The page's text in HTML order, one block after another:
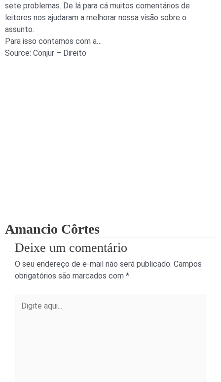
sete problemas. De lá para cá muitos comentários de
leitores nos ajudaram a melhorar nossa visão sobre o
assunto.
Para isso contamos com a…
Source: Conjur – Direito
Amancio Côrtes
Deixe um comentário
O seu endereço de e-mail não será publicado. Campos
obrigatórios são marcados com *
aqui...